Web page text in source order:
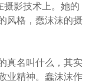
影技术上。她的
风格，蠢沫沫的摄
真名叫什么，其实
业精神。蠢沫沫作